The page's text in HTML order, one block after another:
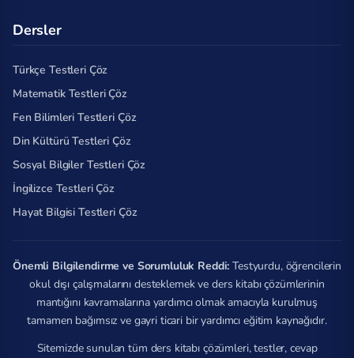
Dersler
Türkçe Testleri Çöz
Matematik Testleri Çöz
Fen Bilimleri Testleri Çöz
Din Kültürü Testleri Çöz
Sosyal Bilgiler Testleri Çöz
İngilizce Testleri Çöz
Hayat Bilgisi Testleri Çöz
Önemli Bilgilendirme ve Sorumluluk Reddi: Testyurdu, öğrencilerin
okul dışı çalışmalarını desteklemek ve ders kitabı çözümlerinin
mantığını kavramalarına yardımcı olmak amacıyla kurulmuş
tamamen bağımsız ve gayri ticari bir yardımcı eğitim kaynağıdır.
Sitemizde sunulan tüm ders kitabı çözümleri, testler, cevap